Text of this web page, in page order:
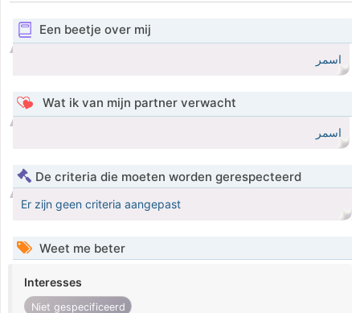
Een beetje over mij
اسمر
Wat ik van mijn partner verwacht
اسمر
De criteria die moeten worden gerespecteerd
Er zijn geen criteria aangepast
Weet me beter
Interesses
Niet gespecificeerd